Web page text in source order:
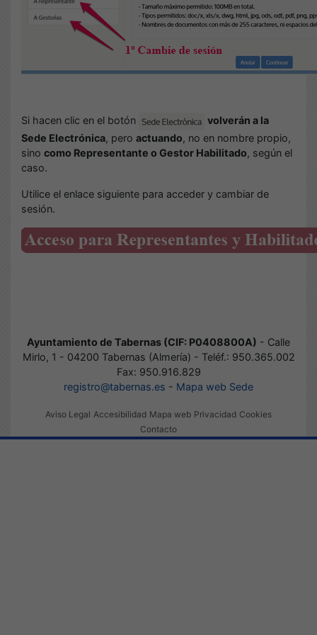
Si hacen clic en el botón
volverán a la
Sede Electrónica, pero actuando, no en nombre propio,
sino como Representante o Gestor Habilitado, según el
caso.
Utilice el enlace siguiente para acceder y cambiar de
sesión.
Ayuntamiento de Tabernas (CIF: P0408800A) - Calle
Mirlo, 1 - 04200 Tabernas (Almería) - Teléf.: 950.365.002
Fax: 950.916.829
registro@tabernas.es - Mapa web Sede
Aviso Legal Accesibilidad Mapa web Privacidad Cookies
Contacto